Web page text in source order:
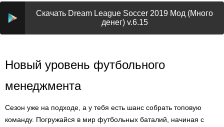
Скачать Dream League Soccer 2019 Мод (Много
денег) v.6.15
Новый уровень футбольного
менеджмента
Сезон уже на подходе, а у тебя есть шанс собрать топовую
команду. Погружайся в мир футбольных баталий, начиная с